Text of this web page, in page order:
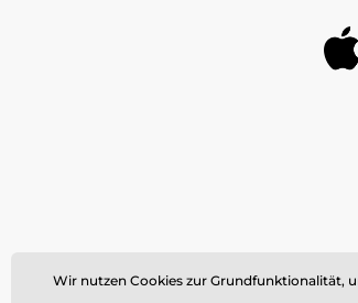
Wir nutzen Cookies zur Grundfunktionalität,